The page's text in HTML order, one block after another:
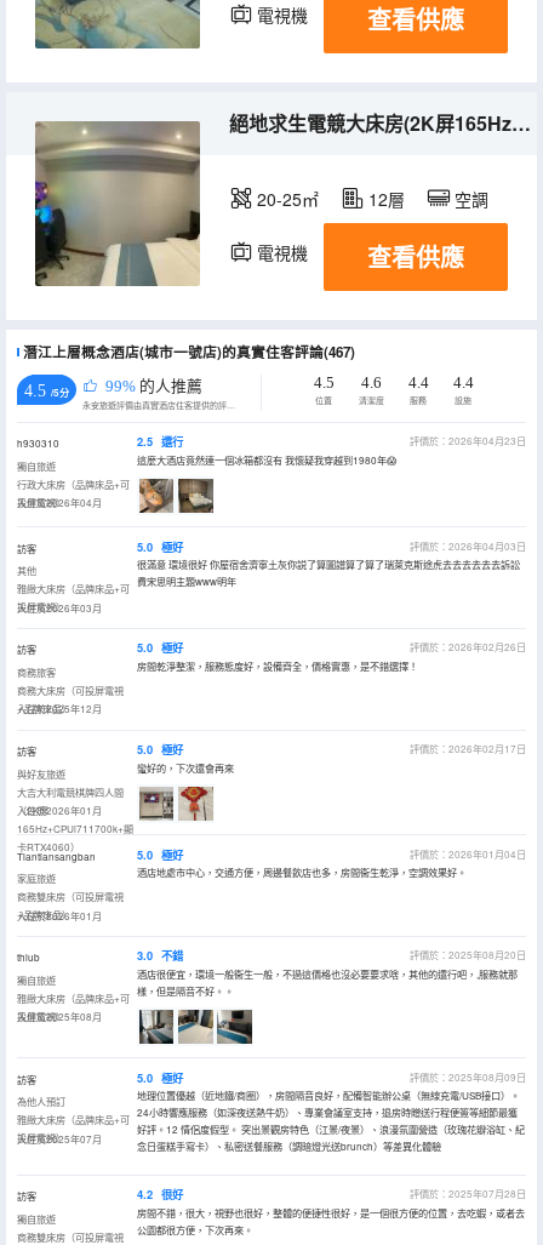
電視機 查看供應
絕地求生電競大床房(2K屏165Hz+CPUi711700k+顯卡RTX4060)
20-25㎡ 12層 空調
電視機 查看供應
潛江上層概念酒店(城市一號店)的真實住客評論(467)
4.5 /5分 99% 的人推薦
永安旅遊評價由真實酒店住客提供的評價。
4.5
位置
4.6
清潔度
4.4
服務
4.4
設施
h930310
獨自旅遊
行政大床房（品牌床品+可
投屏電視）
入住於2026年04月
2.5 還行
評價於：2026年04月23日
這麼大酒店竟然連一個冰箱都沒有 我懷疑我穿越到1980年😱
訪客
其他
雅緻大床房（品牌床品+可
投屏電視）
入住於2026年03月
5.0 極好
評價於：2026年04月03日
很滿意 環境很好 你屋宿舍濟寧土灰你説了算圖譜算了算了瑞萊克斯途虎去去去去去去訴訟
費宋思明主題www明年
訪客
商務旅客
商務大床房（可投屏電視
+品牌床品）
入住於2025年12月
5.0 極好
評價於：2026年02月26日
房間乾淨整潔，服務態度好，設備齊全，價格實惠，是不錯選擇！
訪客
與好友旅遊
大吉大利電競棋牌四人間
（2K屏
165Hz+CPUi711700k+顯
卡RTX4060）
入住於2026年01月
5.0 極好
評價於：2026年02月17日
蠻好的，下次還會再來
Tiantiansangban
家庭旅遊
商務雙床房（可投屏電視
+品牌床品）
入住於2026年01月
5.0 極好
評價於：2026年01月04日
酒店地處市中心，交通方便，周邊餐飲店也多，房間衞生乾淨，空調效果好。
thlub
獨自旅遊
雅緻大床房（品牌床品+可
投屏電視）
入住於2025年08月
3.0 不錯
評價於：2025年08月20日
酒店很便宜，環境一般衞生一般，不過這價格也沒必要要求啥，其他的還行吧，,服務就那
樣，但是隔音不好。。
訪客
為他人預訂
雅緻大床房（品牌床品+可
投屏電視）
入住於2025年07月
5.0 極好
評價於：2025年08月09日
地理位置優越（近地鐵/商圈），房間隔音良好，配備智能辦公桌（無線充電/USB接口）。
24小時響應服務（如深夜送熱牛奶）、專業會議室支持，退房時贈送行程便簽等細節最獲
好評。12 情侶度假型。 突出景觀房特色（江景/夜景）、浪漫氛圍營造（玫瑰花瓣浴缸、紀
念日蛋糕手寫卡）、私密送餐服務（調暗燈光送brunch）等差異化體驗
訪客
獨自旅遊
商務雙床房（可投屏電視
4.2 很好
評價於：2025年07月28日
房間不錯，很大，視野也很好，整體的便捷性很好，是一個很方便的位置，去吃蝦，或者去
公園都很方便，下次再來。